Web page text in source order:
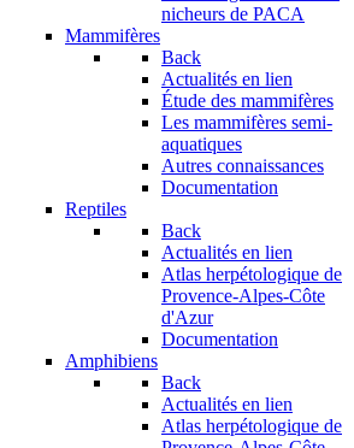
nicheurs de PACA
Mammifères
Back
Actualités en lien
Étude des mammifères
Les mammifères semi-
aquatiques
Autres connaissances
Documentation
Reptiles
Back
Actualités en lien
Atlas herpétologique de
Provence-Alpes-Côte
d'Azur
Documentation
Amphibiens
Back
Actualités en lien
Atlas herpétologique de